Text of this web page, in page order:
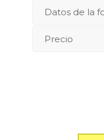
Datos de la
Precio